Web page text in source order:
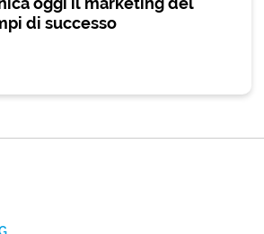
di successo